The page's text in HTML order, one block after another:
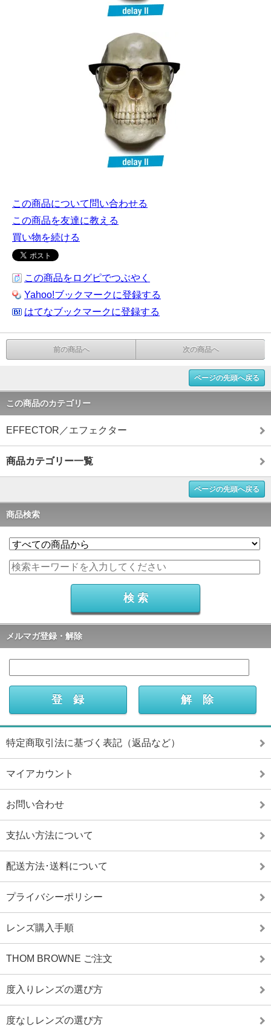
この商品について問い合わせる
この商品を友達に教える
買い物を続ける
この商品をログピでつぶやく
Yahoo!ブックマークに登録する
はてなブックマークに登録する
前の商品へ 次の商品へ
ページの先頭へ戻る
この商品のカテゴリー
EFFECTOR／エフェクター
商品カテゴリー一覧
ページの先頭へ戻る
商品検索
メルマガ登録・解除
特定商取引法に基づく表記（返品など）
マイアカウント
お問い合わせ
支払い方法について
配送方法･送料について
プライバシーポリシー
レンズ購入手順
THOM BROWNE ご注文
度入りレンズの選び方
度なしレンズの選び方